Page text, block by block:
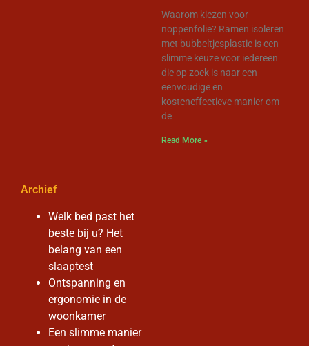
Waarom kiezen voor
noppenfolie? Ramen isoleren
met bubbeltjesplastic is een
slimme keuze voor iedereen
die op zoek is naar een
eenvoudige en
kosteneffectieve manier om
de
Read More »
Archief
Welk bed past het
beste bij u? Het
belang van een
slaaptest
Ontspanning en
ergonomie in de
woonkamer
Een slimme manier